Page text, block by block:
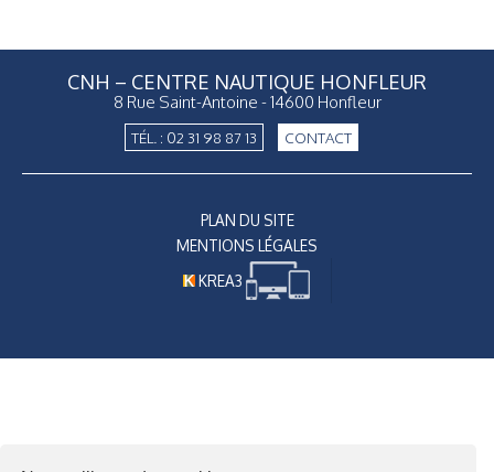
CNH – CENTRE NAUTIQUE HONFLEUR
8 Rue Saint-Antoine - 14600 Honfleur
TÉL. : 02 31 98 87 13 CONTACT
PLAN DU SITE
MENTIONS LÉGALES
KREA3